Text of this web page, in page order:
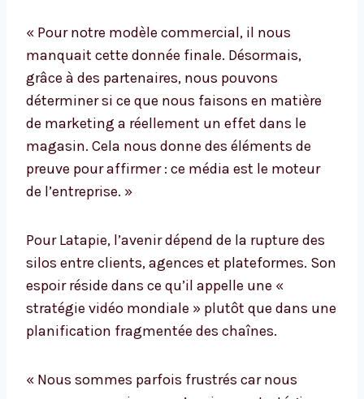
« Pour notre modèle commercial, il nous
manquait cette donnée finale. Désormais,
grâce à des partenaires, nous pouvons
déterminer si ce que nous faisons en matière
de marketing a réellement un effet dans le
magasin. Cela nous donne des éléments de
preuve pour affirmer : ce média est le moteur
de l’entreprise. »
Pour Latapie, l’avenir dépend de la rupture des
silos entre clients, agences et plateformes. Son
espoir réside dans ce qu’il appelle une «
stratégie vidéo mondiale » plutôt que dans une
planification fragmentée des chaînes.
« Nous sommes parfois frustrés car nous